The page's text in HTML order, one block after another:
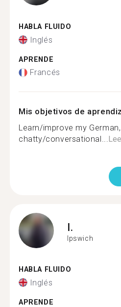
HABLA FLUIDO
Inglés
APRENDE
Francés
Mis objetivos de
Learn/improve my
chatty/conversational...
I.
Ipswich
HABLA FLUIDO
Inglés
APRENDE